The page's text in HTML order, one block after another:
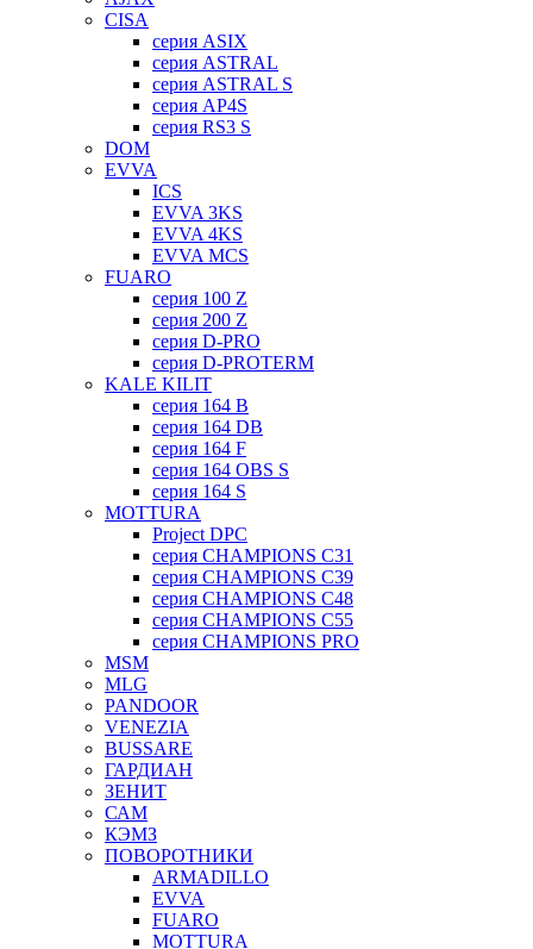
CISA
серия ASIX
серия ASTRAL
серия ASTRAL S
серия AP4S
серия RS3 S
DOM
EVVA
ICS
EVVA 3KS
EVVA 4KS
EVVA MCS
FUARO
серия 100 Z
серия 200 Z
серия D-PRO
серия D-PROTERM
KALE KILIT
серия 164 B
серия 164 DB
серия 164 F
серия 164 OBS S
серия 164 S
MOTTURA
Project DPC
серия CHAMPIONS C31
серия CHAMPIONS C39
серия CHAMPIONS C48
серия CHAMPIONS C55
серия CHAMPIONS PRO
MSM
MLG
PANDOOR
VENEZIA
BUSSARE
ГАРДИАН
ЗЕНИТ
САМ
КЭМЗ
ПОВОРОТНИКИ
ARMADILLO
EVVA
FUARO
MOTTURA